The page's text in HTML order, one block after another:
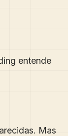
entende
Mas